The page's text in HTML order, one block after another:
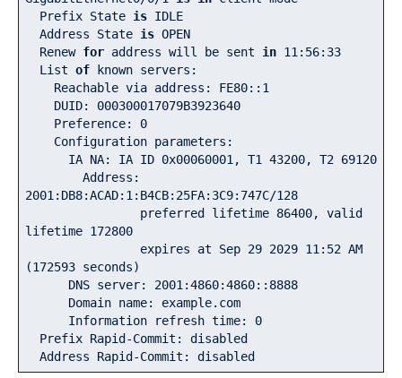
  Prefix State
is IDLE
  Address State
is OPEN
  Renew
for address will be sent in 11: 56: 33
  List
of known servers:
    Reachable via address: FE80::
1
    DUID:
000300017079B3923640
    Preference:
0
      IA NA: IA ID
0x00060001, T1 43200, T2 69120
2001:DB8:ACAD: 1:B4CB: 25FA: 3C9: 747C/128
                preferred lifetime
86400, valid
lifetime 172800
                expires at Sep
29 2029 11: 52 AM
(172593 seconds)
      DNS server:
2001:4860:4860:: 8888
      Information refresh time:
0
  Address Rapid-Commit: disabled